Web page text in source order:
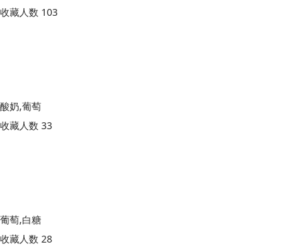
收藏人数 103
酸奶,葡萄
收藏人数 33
葡萄,白糖
收藏人数 28